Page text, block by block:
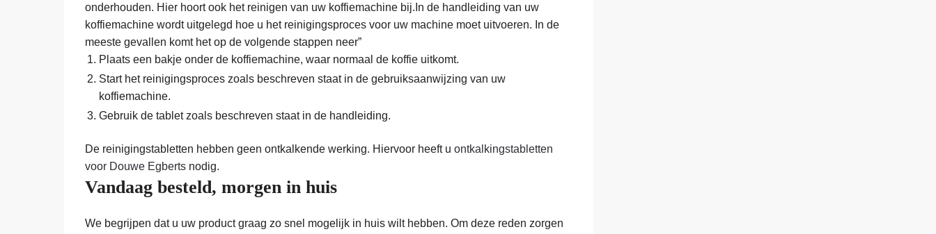
onderhouden. Hier hoort ook het reinigen van uw koffiemachine bij.In de handleiding van uw
koffiemachine wordt uitgelegd hoe u het reinigingsproces voor uw machine moet uitvoeren. In de
meeste gevallen komt het op de volgende stappen neer”
Plaats een bakje onder de koffiemachine, waar normaal de koffie uitkomt.
Start het reinigingsproces zoals beschreven staat in de gebruiksaanwijzing van uw
koffiemachine.
Gebruik de tablet zoals beschreven staat in de handleiding.
De reinigingstabletten hebben geen ontkalkende werking. Hiervoor heeft u ontkalkingstabletten
voor Douwe Egberts nodig.
Vandaag besteld, morgen in huis
We begrijpen dat u uw product graag zo snel mogelijk in huis wilt hebben. Om deze reden zorgen